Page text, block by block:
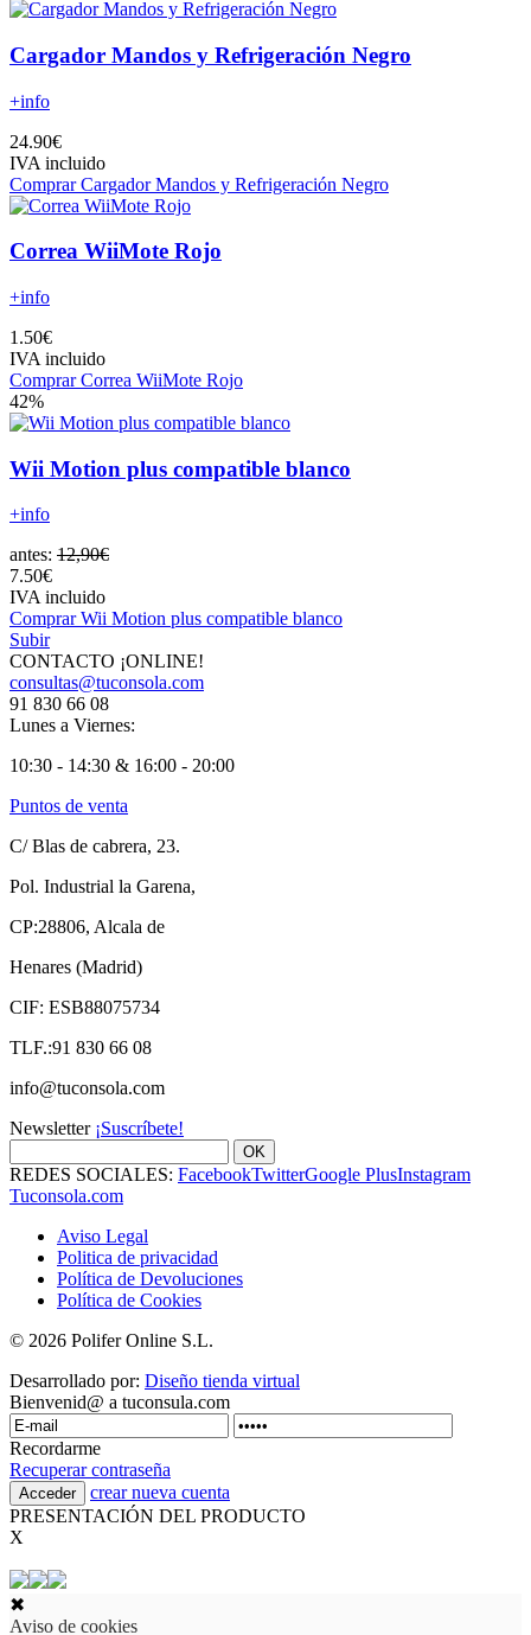
Cargador Mandos y Refrigeración Negro
+info
24.90€
IVA incluido
Comprar Cargador Mandos y Refrigeración Negro
Correa WiiMote Rojo
+info
1.50€
IVA incluido
Comprar Correa WiiMote Rojo
42%
Wii Motion plus compatible blanco
+info
antes: 12,90€
7.50€
IVA incluido
Comprar Wii Motion plus compatible blanco
Subir
CONTACTO ¡ONLINE!
consultas@tuconsola.com
91 830 66 08
Lunes a Viernes:
10:30 - 14:30 & 16:00 - 20:00
Puntos de venta
C/ Blas de cabrera, 23.
Pol. Industrial la Garena,
CP:28806, Alcala de
Henares (Madrid)
CIF: ESB88075734
TLF.:91 830 66 08
info@tuconsola.com
Newsletter ¡Suscríbete!
OK
REDES SOCIALES: FacebookTwitterGoogle PlusInstagram
Tuconsola.com
Aviso Legal
Politica de privacidad
Política de Devoluciones
Política de Cookies
© 2026 Polifer Online S.L.
Desarrollado por: Diseño tienda virtual
Bienvenid@ a tuconsula.com
Recordarme
Recuperar contraseña
crear nueva cuenta
PRESENTACIÓN DEL PRODUCTO
X
✖
Aviso de cookies